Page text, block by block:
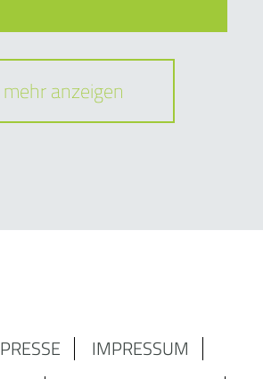
mehr anzeigen
PRESSE
IMPRESSUM